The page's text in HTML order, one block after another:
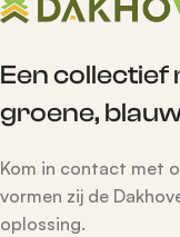
Een collectief
groene,
Kom in contact met
vormen zij de
oplossing.